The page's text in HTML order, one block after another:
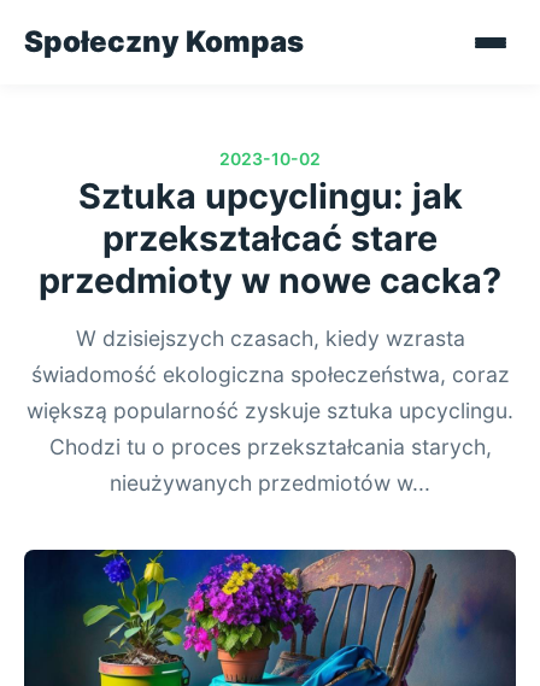
Społeczny Kompas
2023-10-02
Sztuka upcyclingu: jak
przekształcać stare
przedmioty w nowe cacka?
W dzisiejszych czasach, kiedy wzrasta
świadomość ekologiczna społeczeństwa, coraz
większą popularność zyskuje sztuka upcyclingu.
Chodzi tu o proces przekształcania starych,
nieużywanych przedmiotów w...